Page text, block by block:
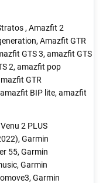
, Amazfit 2
Amazfit GTR
GTS 3, amazfit GTS
2, amazfit pop
GTR
BIP lite, amazfit
2 PLUS
Garmin
55, Garmin
Garmin
Garmin